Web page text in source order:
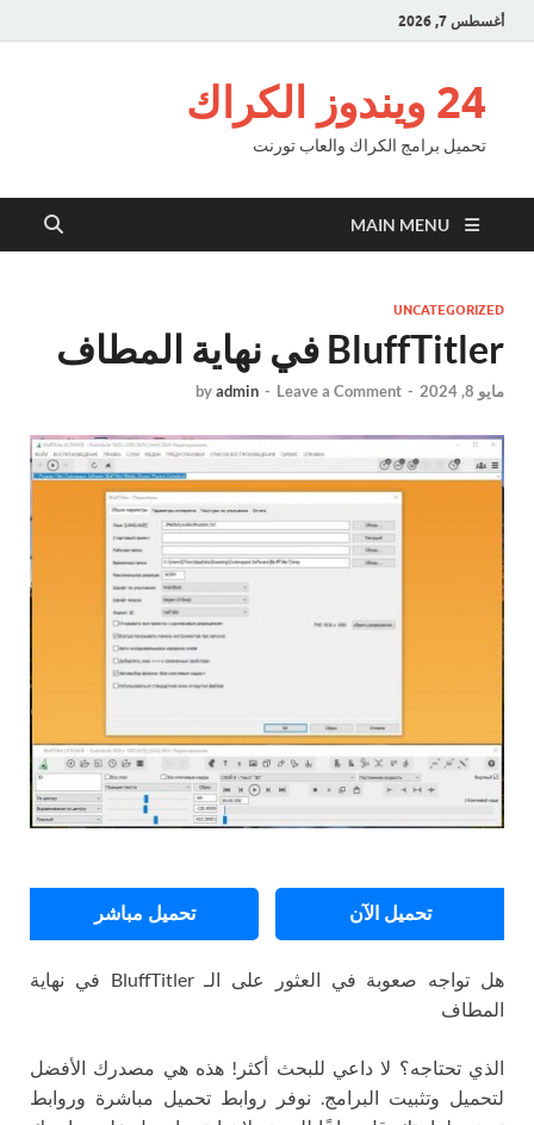
أغسطس 7, 2026
24 ويندوز الكراك
تحميل برامج الكراك والعاب تورنت
MAIN MENU
UNCATEGORIZED
BluffTitler في نهاية المطاف
مايو 8, 2024 -
byadmin - Leave a Comment
تحميل الآن تحميل مباشر
هل تواجه صعوبة في العثور على الـ BluffTitler في نهاية
المطاف
الذي تحتاجه؟ لا داعي للبحث أكثر! هذه هي مصدرك الأفضل
لتحميل وتثبيت البرامج. نوفر روابط تحميل مباشرة وروابط